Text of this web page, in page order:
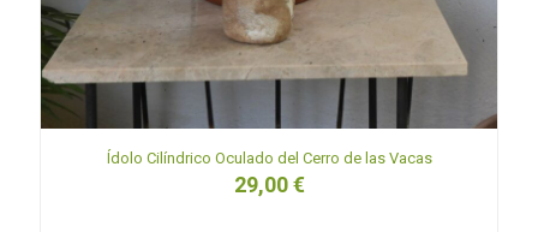
Ídolo Cilíndrico Oculado del Cerro de las Vacas
29,00€